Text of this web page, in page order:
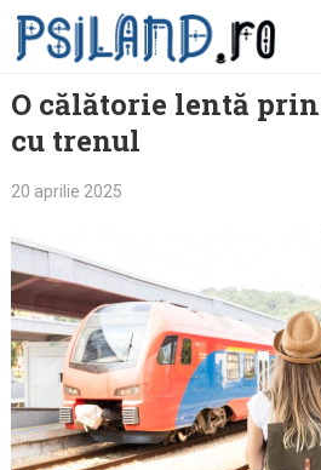
Skip
O călătorie lentă
cu trenul
20 aprilie 2025